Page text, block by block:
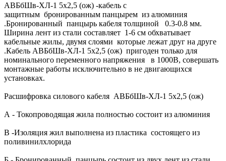
АВБбШв-ХЛ-1 5х2,5 (ож) -кабель с
защитным бронированным панцырем из алюминия
.Бронированный панцырь кабеля толщиной 0.3-0.8 мм.
Ширина лент из стали составляет 1-6 см обхватывает
кабельные жилы, двумя слоями которые лежат друг на друге
.Кабель АВБбШв-ХЛ-1 5х2,5 (ож) пригоден только для
номинального переменного напряжения в 1000В, совершать
монтажные работы исключительно в не двигающихся
установках.
Расшифровка силового кабеля АВБбШв-ХЛ-1 5х2,5 (ож)
А - Токопроводящая жила полностью состоит из алюминия
В -Изоляция жил выполнена из пластика состоящего из
поливинилхлорида